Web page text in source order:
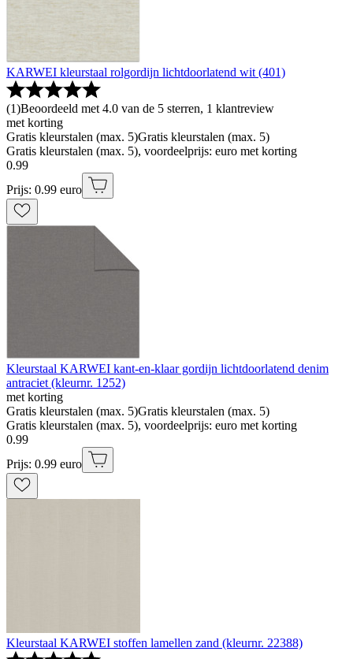
KARWEI kleurstaal rolgordijn lichtdoorlatend wit (401)
(1)Beoordeeld met 4.0 van de 5 sterren, 1 klantreview
met korting
Gratis kleurstalen (max. 5)Gratis kleurstalen (max. 5)
Gratis kleurstalen (max. 5), voordeelprijs: euro met korting
0.99
Prijs: 0.99 euro
Kleurstaal KARWEI kant-en-klaar gordijn lichtdoorlatend denim
antraciet (kleurnr. 1252)
met korting
Gratis kleurstalen (max. 5)Gratis kleurstalen (max. 5)
Gratis kleurstalen (max. 5), voordeelprijs: euro met korting
0.99
Prijs: 0.99 euro
Kleurstaal KARWEI stoffen lamellen zand (kleurnr. 22388)